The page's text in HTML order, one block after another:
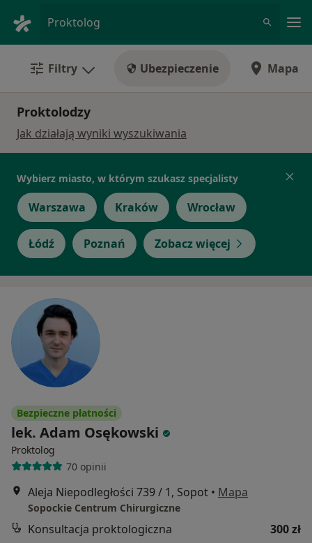
Proktolog
Filtry Ubezpieczenie Mapa
Proktolodzy
Jak działają wyniki wyszukiwania
Wybierz miasto, w którym szukasz specjalisty
Warszawa Kraków Wrocław
Łódź Poznań Zobacz więcej
Bezpieczne płatności
lek. Adam Osękowski
Proktolog
70 opinii
Aleja Niepodległości 739 / 1, Sopot • Mapa
Sopockie Centrum Chirurgiczne
Konsultacja proktologiczna
300 zł